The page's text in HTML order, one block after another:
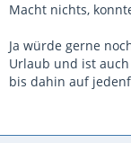
Macht nichts,
Ja würde gerne
Urlaub und ist
bis dahin auf